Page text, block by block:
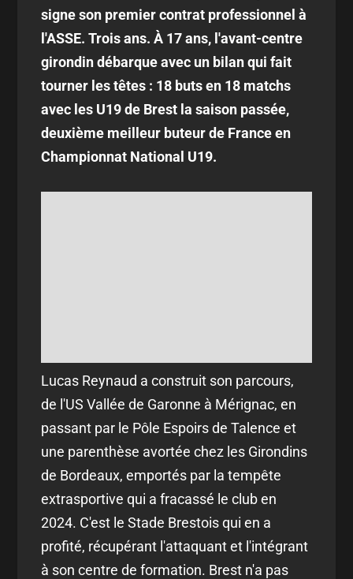
signe son premier contrat professionnel à
l'ASSE. Trois ans. À 17 ans, l'avant-centre
girondin débarque avec un bilan qui fait
tourner les têtes : 18 buts en 18 matchs
avec les U19 de Brest la saison passée,
deuxième meilleur buteur de France en
Championnat National U19.
Lucas Reynaud a construit son parcours,
de l'US Vallée de Garonne à Mérignac, en
passant par le Pôle Espoirs de Talence et
une parenthèse avortée chez les Girondins
de Bordeaux, emportés par la tempête
extrasportive qui a fracassé le club en
2024. C'est le Stade Brestois qui en a
profité, récupérant l'attaquant et l'intégrant
à son centre de formation. Brest n'a pas